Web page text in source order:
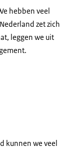
hebben veel
zet zich
leggen we uit
kunnen we veel